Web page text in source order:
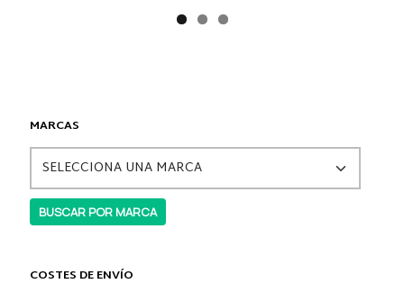
MARCAS
COSTES DE ENVÍO